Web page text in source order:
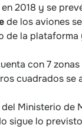
2018 y se
de los aviones
de la
con 7
cuadrados se
Ministerio
sigue lo